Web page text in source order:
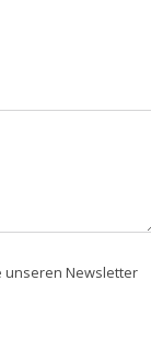
unseren Newsletter